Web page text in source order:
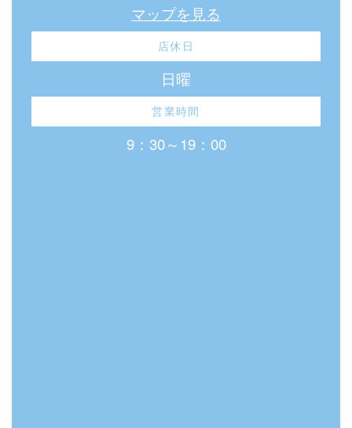
マップを見る
店休日
日曜
営業時間
9：30～19：00